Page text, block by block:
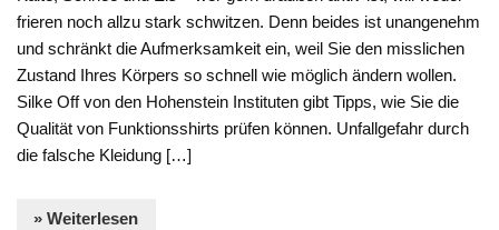
frieren noch allzu stark schwitzen. Denn beides ist unangenehm
und schränkt die Aufmerksamkeit ein, weil Sie den misslichen
Zustand Ihres Körpers so schnell wie möglich ändern wollen.
Silke Off von den Hohenstein Instituten gibt Tipps, wie Sie die
Qualität von Funktionsshirts prüfen können. Unfallgefahr durch
die falsche Kleidung […]
» Weiterlesen